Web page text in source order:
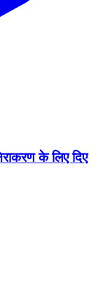
के लिए दिए